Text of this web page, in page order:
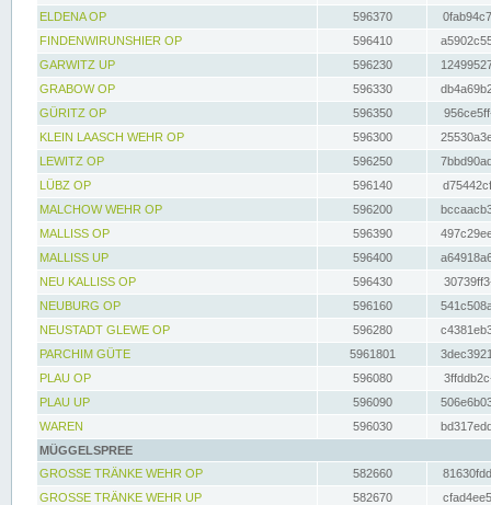
ELDENA OP
596370
FINDENWIRUNSHIER OP
596410
GARWITZ UP
596230
GRABOW OP
596330
GÜRITZ OP
596350
KLEIN LAASCH WEHR OP
596300
LEWITZ OP
596250
LÜBZ OP
596140
MALCHOW WEHR OP
596200
MALLISS OP
596390
MALLISS UP
596400
NEU KALLISS OP
596430
NEUBURG OP
596160
NEUSTADT GLEWE OP
596280
PARCHIM GÜTE
5961801
PLAU OP
596080
PLAU UP
596090
WAREN
596030
MÜGGELSPREE
GROSSE TRÄNKE WEHR OP
582660
GROSSE TRÄNKE WEHR UP
582670